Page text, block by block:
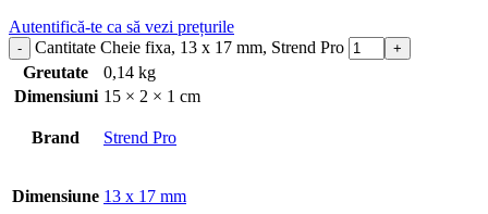
Autentifică-te ca să vezi prețurile
Cantitate Cheie fixa, 13 x 17 mm, Strend Pro
Greutate
0,14 kg
Dimensiuni 15 × 2 × 1 cm
Brand Strend Pro
Dimensiune 13 x 17 mm